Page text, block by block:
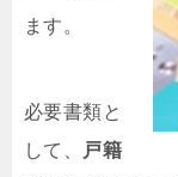
ます。
必要書類と
して、
戸籍